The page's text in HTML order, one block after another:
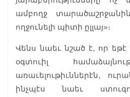
ամբողջ
ողջունելի պիտի ըլլայ»։
Վենս նաեւ նշած է, որ եթէ
օգտուիլ
առաւելութիւններէն,
ինչպէս նաեւ